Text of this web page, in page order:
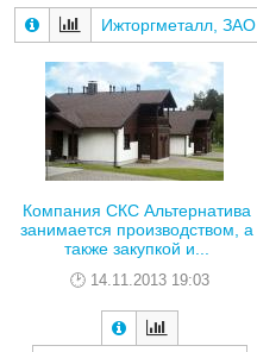
Ижторгметалл, ЗАО
Компания СКС Альтернатива
занимается производством, а
также закупкой и...
14.11.2013 19:03